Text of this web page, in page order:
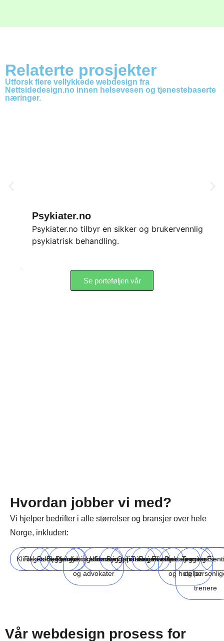
Relaterte prosjekter
Utforsk flere vellykkede webdesign fra
Nettsidedesign.no innen helsevesen og tjenestebaserte
næringer.
Psykiater.no
Psykiater.no tilbyr en sikker og brukervennlig
psykiatrisk behandling.
Se porteføljen vår
Hvordan jobber vi med?
Vi hjelper bedrifter i alle størrelser og bransjer over hele
Norge, inkludert:
Klinikker
Regnskapsførere
Rørleggere
Elektrikere
Rengjøringsfirmaer
Advokatfirmaer
og advokater
Utdanningsinstitusjoner
Byggefirmaer
Oppussingsfirmaer
Turisme
Reiselivsbransjen
Eventplanleggere
Restauranter
og hoteller
og
trenere
Vår webdesign prosess for